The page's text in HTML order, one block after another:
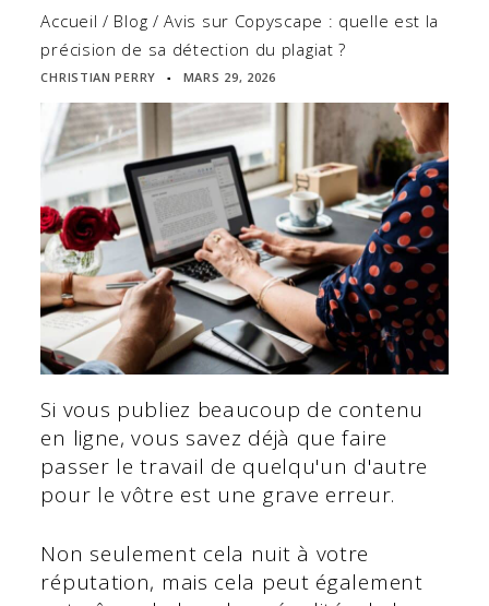
Accueil / Blog /Avis sur Copyscape : quelle est la
précision de sa détection du plagiat ?
CHRISTIAN PERRY ▪ MARS 29, 2026
Si vous publiez beaucoup de contenu
en ligne, vous savez déjà que faire
passer le travail de quelqu'un d'autre
pour le vôtre est une grave erreur.
Non seulement cela nuit à votre
réputation, mais cela peut également